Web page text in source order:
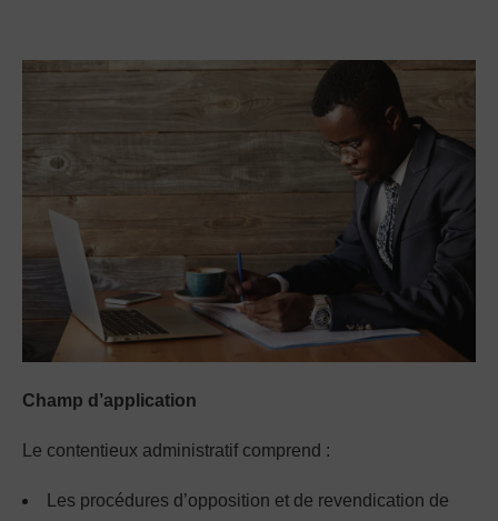
Champ d’application
Le contentieux administratif comprend :
Les procédures d’opposition et de revendication de